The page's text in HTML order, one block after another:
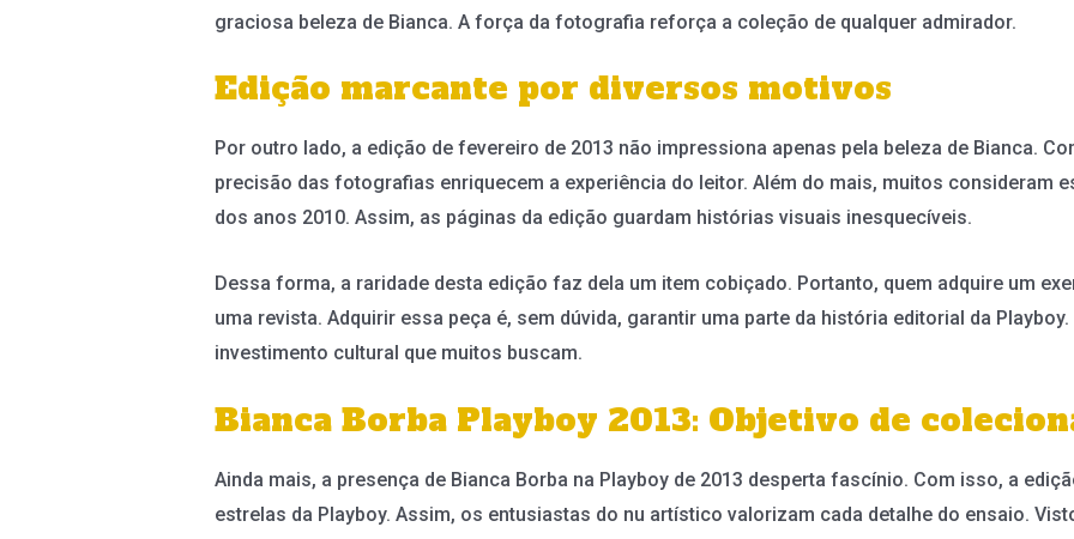
graciosa beleza de Bianca. A força da fotografia reforça a coleção de qualquer admirador.
Edição marcante por diversos motivos
Por outro lado, a edição de fevereiro de 2013 não impressiona apenas pela beleza de Bianca.
precisão das fotografias enriquecem a experiência do leitor. Além do mais, muitos consideram
dos anos 2010. Assim, as páginas da edição guardam histórias visuais inesquecíveis.
Dessa forma, a raridade desta edição faz dela um item cobiçado. Portanto, quem adquire um
uma revista. Adquirir essa peça é, sem dúvida, garantir uma parte da história editorial da
investimento cultural que muitos buscam.
Bianca Borba Playboy 2013: Objetivo de
Ainda mais, a presença de Bianca Borba na Playboy de 2013 desperta fascínio. Com isso, a
estrelas da Playboy. Assim, os entusiastas do nu artístico valorizam cada detalhe do ensaio.